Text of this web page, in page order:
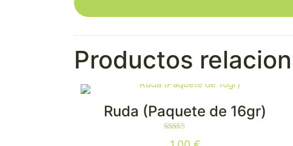
Productos
Ruda (Paquete de 16gr)